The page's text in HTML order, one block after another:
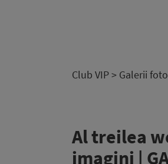
Club VIP> Galerii foto
Al treilea
imagini |